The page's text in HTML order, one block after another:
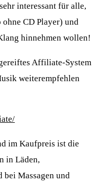
interessant für alle,
CD Player) und
hinnehmen wollen!
Affiliate-System
weiterempfehlen
im Kaufpreis ist die
in Läden,
bei Massagen und